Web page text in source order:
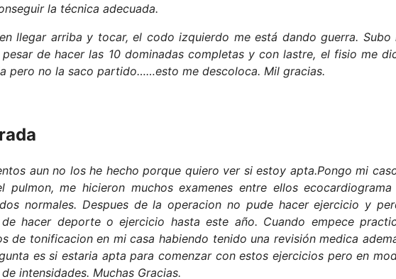
la técnica adecuada.
llegar arriba y tocar, el codo izquierdo me está dando guerra. Subo
de hacer las 10 dominadas completas y con lastre, el fisio me
pero no la saco partido……esto me descoloca. Mil gracias.
aun no los he hecho porque quiero ver si estoy apta.Pongo mi
me hicieron muchos examenes entre ellos
normales. Despues de la operacion no pude hacer ejercicio y
hacer deporte o ejercicio hasta este año. Cuando empece
de tonificacion en mi casa habiendo tenido una revisión medica
es si estaria apta para comenzar con estos ejercicios pero en
intensidades. Muchas Gracias.